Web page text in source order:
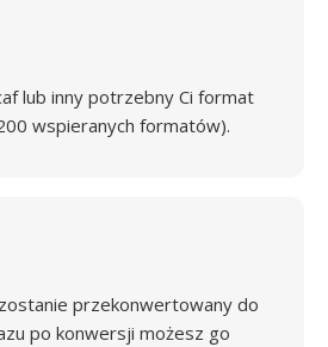
lub inny potrzebny Ci format
wspieranych formatów).
przekonwertowany do
po konwersji możesz go